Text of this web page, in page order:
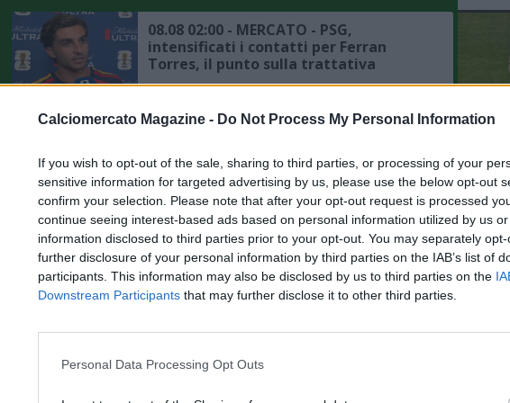
Calciomercato Magazine - Do Not Process My Personal Information
If you wish to opt-out of the sale, sharing to third parties, or processing of your
sensitive information for targeted advertising by us, please use the below opt-out
confirm your selection. Please note that after your opt-out request is processed
continue seeing interest-based ads based on personal information utilized by us
information disclosed to third parties prior to your opt-out. You may separately
further disclosure of your personal information by third parties on the IAB’s list of
participants. This information may also be disclosed by us to third parties on the
Downstream Participants that may further disclose it to other third parties.
Personal Data Processing Opt Outs
08.08 02:00 - MERCATO - PSG,
intensificati i contatti per Ferran
Torres, il punto sulla trattativa
08.08 00:15 - MERCATO - Romano:
"Badiashile ha dato apertura totale al
07.08 23:53 - MERCATO - Moretto:
"Ruggeri ha accettato l'offerta
dell'Aston Villa"
07.08 23:41 - MERCATO - Romano:
"Liverpool, preso Araujo in prestito
07.08 22:42 - MERCATO - Romano su
del